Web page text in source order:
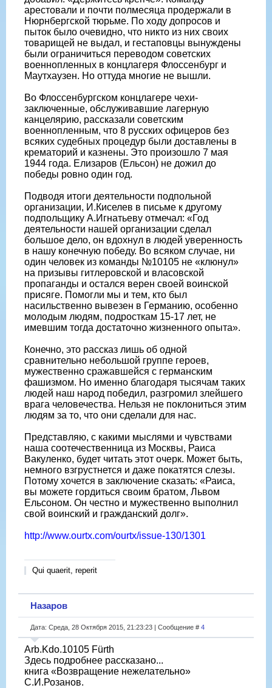
арестовали и почти полмесяца продержали в
Нюрнбергской тюрьме. По ходу допросов и
пыток было очевидно, что никто из них своих
товарищей не выдал, и гестаповцы вынуждены
были ограничиться переводом советских
военнопленных в концлагеря Флоссенбург и
Маутхаузен. Но оттуда многие не вышли.
Во Флоссенбургском концлагере чехи-
заключенные, обслуживавшие лагерную
канцелярию, рассказали советским
военнопленным, что 8 русских офицеров без
всяких судебных процедур были доставлены в
крематорий и казнены. Это произошло 7 мая
1944 года. Елизаров (Ельсон) не дожил до
победы ровно один год.
Подводя итоги деятельности подпольной
организации, И.Киселев в письме к другому
подпольщику А.Игнатьеву отмечал: «Год
деятельности нашей организации сделал
большое дело, он вдохнул в людей уверенность
в нашу конечную победу. Во всяком случае, ни
один человек из команды №10105 не «клюнул»
на призывы гитлеровской и власовской
пропаганды и остался верен своей воинской
присяге. Помогли мы и тем, кто был
насильственно вывезен в Германию, особенно
молодым людям, подросткам 15-17 лет, не
имевшим тогда достаточно жизненного опыта».
Конечно, это рассказ лишь об одной
сравнительно небольшой группе героев,
мужественно сражавшейся с германским
фашизмом. Но именно благодаря тысячам таких
людей наш народ победил, разгромил злейшего
врага человечества. Нельзя не поклониться этим
людям за то, что они сделали для нас.
Представляю, с какими мыслями и чувствами
наша соотечественница из Москвы, Раиса
Вакуленко, будет читать этот очерк. Может быть,
немного взгрустнется и даже покатятся слезы.
Потому хочется в заключение сказать: «Раиса,
вы можете гордиться своим братом, Львом
Ельсоном. Он честно и мужественно выполнил
свой воинский и гражданский долг».
http://www.ourtx.com/ourtx/issue-130/1301
Qui quaerit, reperit
Назаров
Дата: Среда, 28 Октября 2015, 21:23:23 | Сообщение # 4
Arb.Kdo.10105 Fürth
Здесь подробнее рассказано...
книга «Возвращение нежелательно»
С.И.Розанов.